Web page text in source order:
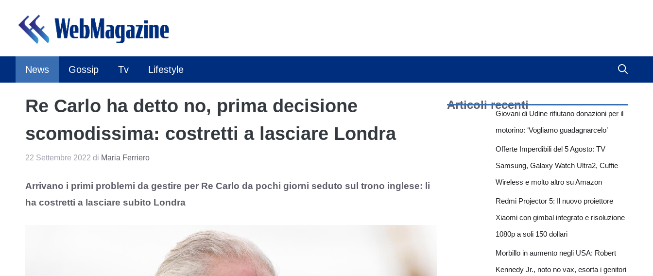
contenuto
News Gossip Tv Lifestyle
Re Carlo ha detto no, prima decisione
scomodissima: costretti a lasciare Londra
22 Settembre 2022 di Maria Ferriero
Arrivano i primi problemi da gestire per Re Carlo da pochi giorni seduto sul trono inglese: li
ha costretti a lasciare subito Londra
Articoli recenti
Giovani di Udine rifiutano donazioni per il
motorino: ‘Vogliamo guadagnarcelo’
Offerte Imperdibili del 5 Agosto: TV
Samsung, Galaxy Watch Ultra2, Cuffie
Wireless e molto altro su Amazon
Redmi Projector 5: Il nuovo proiettore
Xiaomi con gimbal integrato e risoluzione
1080p a soli 150 dollari
Morbillo in aumento negli USA: Robert
Kennedy Jr., noto no vax, esorta i genitori